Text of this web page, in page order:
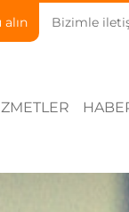
alın Bizimle